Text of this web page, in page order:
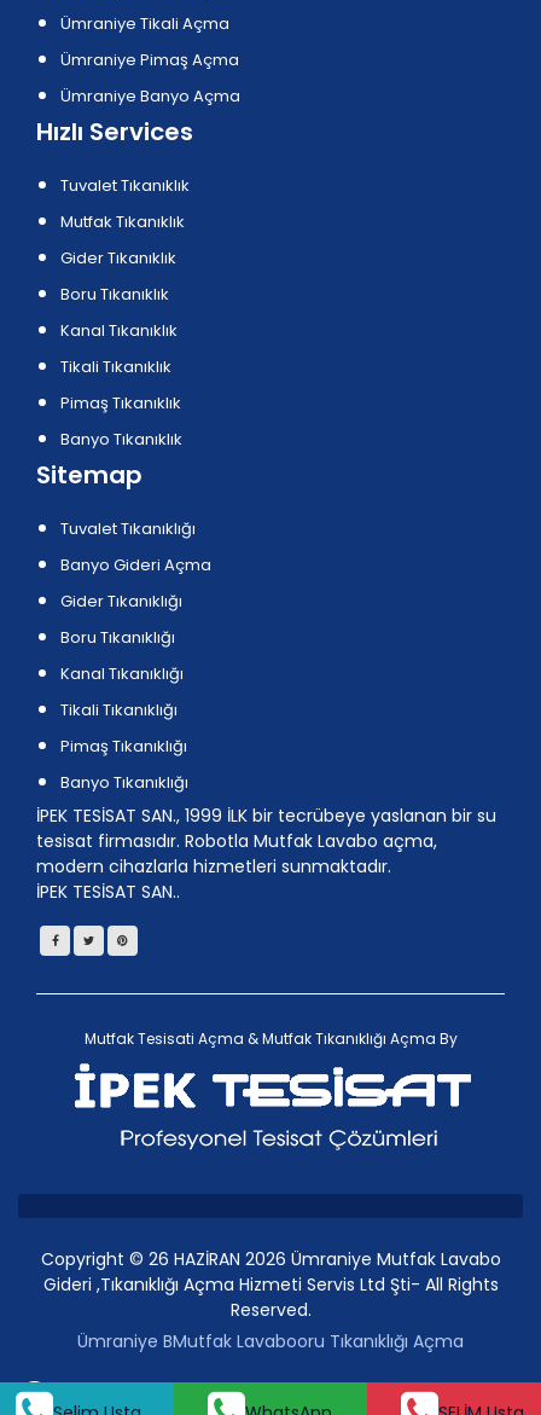
Ümraniye Tikali Açma
Ümraniye Pimaş Açma
Ümraniye Banyo Açma
Hızlı Services
Tuvalet Tıkanıklık
Mutfak Tıkanıklık
Gider Tıkanıklık
Boru Tıkanıklık
Kanal Tıkanıklık
Tikali Tıkanıklık
Pimaş Tıkanıklık
Banyo Tıkanıklık
Sitemap
Tuvalet Tıkanıklığı
Banyo Gideri Açma
Gider Tıkanıklığı
Boru Tıkanıklığı
Kanal Tıkanıklığı
Tikali Tıkanıklığı
Pimaş Tıkanıklığı
Banyo Tıkanıklığı
İPEK TESİSAT SAN., 1999 İLK bir tecrübeye yaslanan bir su
tesisat firmasıdır. Robotla Mutfak Lavabo açma,
modern cihazlarla hizmetleri sunmaktadır.
İPEK TESİSAT SAN..
Mutfak Tesisati Açma &Mutfak Tıkanıklığı Açma By
Copyright © 26 HAZİRAN 2026 Ümraniye Mutfak Lavabo
Gideri ,Tıkanıklığı Açma Hizmeti Servis Ltd Şti- All Rights
Reserved.
Ümraniye BMutfak Lavabooru Tıkanıklığı Açma
Whatsap